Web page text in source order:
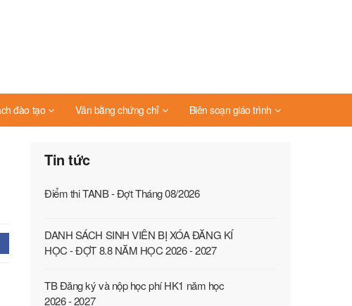
đào tạo Văn bằng chứng chỉ Biên soạn giáo trình
Tin tức
Điểm thi TANB - Đợt Tháng 08/2026
DANH SÁCH SINH VIÊN BỊ XÓA ĐĂNG KÍ
HỌC - ĐỢT 8.8 NĂM HỌC 2026 - 2027
TB Đăng ký và nộp học phí HK1 năm học
2026 - 2027